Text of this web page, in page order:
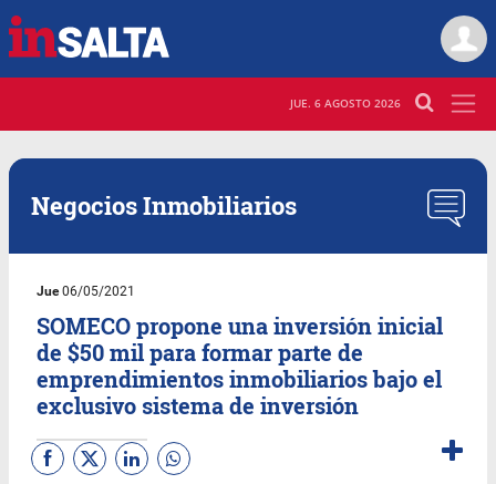
JUE. 6 AGOSTO 2026
Negocios Inmobiliarios
Jue06/05/2021
SOMECO propone una inversión inicial
de $50 mil para formar parte de
emprendimientos inmobiliarios bajo el
exclusivo sistema de inversión